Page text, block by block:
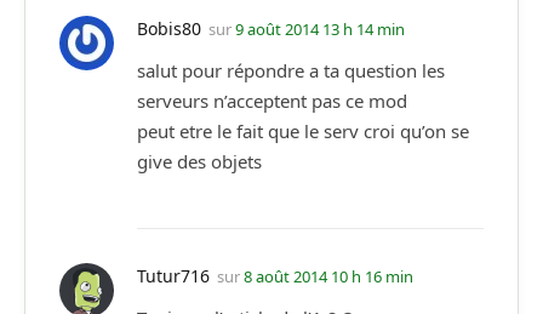
Bobis80 sur9 août 2014 13 h 14 min
salut pour répondre a ta question les
serveurs n’acceptent pas ce mod
peut etre le fait que le serv croi qu’on se
give des objets
Tutur716 sur8 août 2014 10 h 16 min